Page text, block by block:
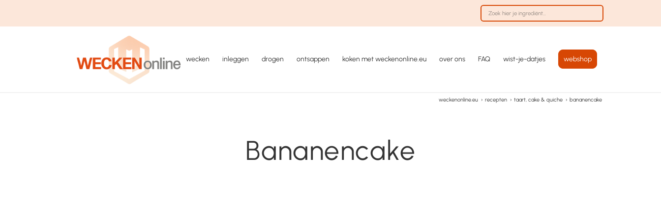
wecken inleggen drogen ontsappen koken met weckenonline.eu over ons FAQ wist-je-datjes webshop
weckenonline.eu › recepten › taart, cake & quiche › bananencake
Bananencake